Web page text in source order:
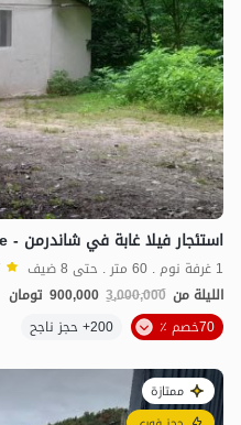
استئجار فيلا غابة في شاندرمن - Resin Dole
1 غرفة نوم . 60 متر . حتى 8 ضيف
الليلة من 3,000,000
900,000 تومان
70خصم ٪
200+ حجز ناجح
ممتازة